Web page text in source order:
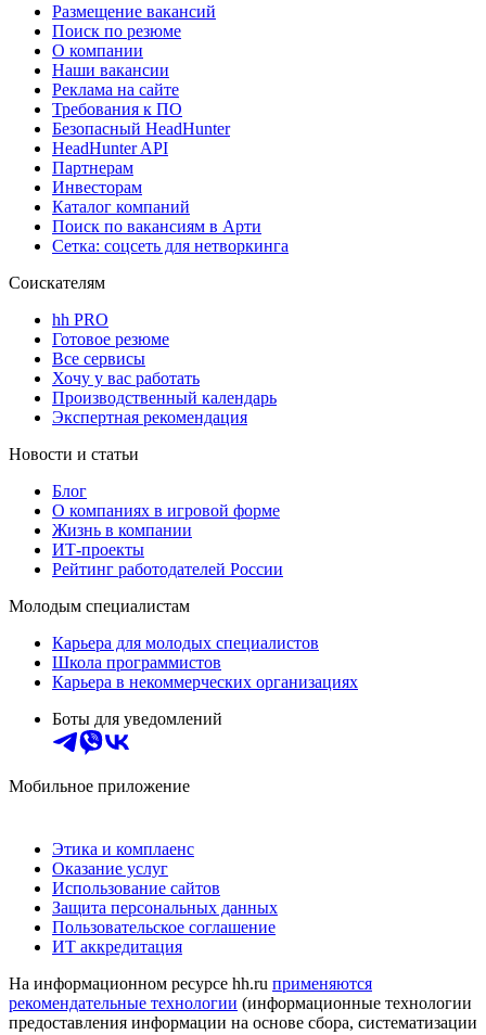
Размещение вакансий
Поиск по резюме
О компании
Наши вакансии
Реклама на сайте
Требования к ПО
Безопасный HeadHunter
HeadHunter API
Партнерам
Инвесторам
Каталог компаний
Поиск по вакансиям в Арти
Сетка: соцсеть для нетворкинга
Соискателям
hh PRO
Готовое резюме
Все сервисы
Хочу у вас работать
Производственный календарь
Экспертная рекомендация
Новости и статьи
Блог
О компаниях в игровой форме
Жизнь в компании
ИТ-проекты
Рейтинг работодателей России
Молодым специалистам
Карьера для молодых специалистов
Школа программистов
Карьера в некоммерческих организациях
Боты для уведомлений
Мобильное приложение
Этика и комплаенс
Оказание услуг
Использование сайтов
Защита персональных данных
Пользовательское соглашение
ИТ аккредитация
На информационном ресурсе hh.ru применяются
рекомендательные технологии (информационные технологии
предоставления информации на основе сбора, систематизации